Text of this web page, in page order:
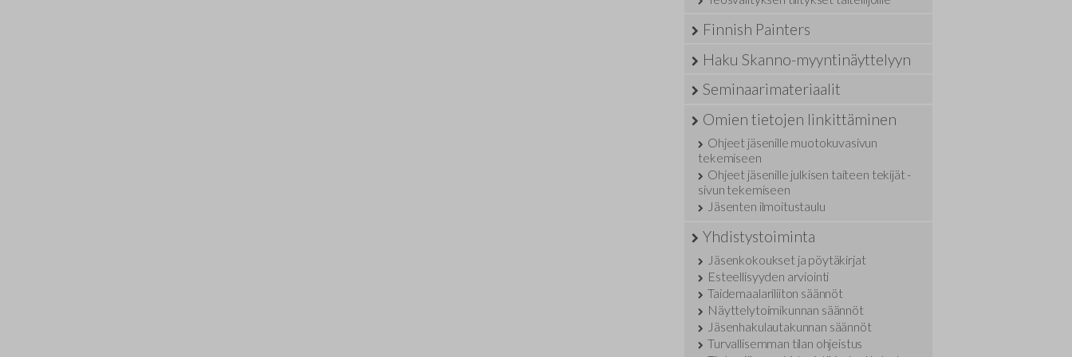
Hyvän hallinnon periaatteet yhdistyksissä
Kilpailuasiat
Kuvataiteilijan huoltosäätiö
Näyttelytoimikunnan säännöt
Turvallisemman tilan ohjeistus
Tietoa jäsenrekisteristä ja -luettelosta
Finnish Painters
Haku Skanno-myyntinäyttelyyn
Seminaarimateriaalit
Omien tietojen linkittäminen
Ohjeet jäsenille muotokuvasivun
tekemiseen
Ohjeet jäsenille julkisen taiteen tekijät -
sivun tekemiseen
Jäsenten ilmoitustaulu
Yhdistystoiminta
Jäsenkokoukset ja pöytäkirjat
Esteellisyyden arviointi
Taidemaalariliiton säännöt
Näyttelytoimikunnan säännöt
Jäsenhakulautakunnan säännöt
Turvallisemman tilan ohjeistus